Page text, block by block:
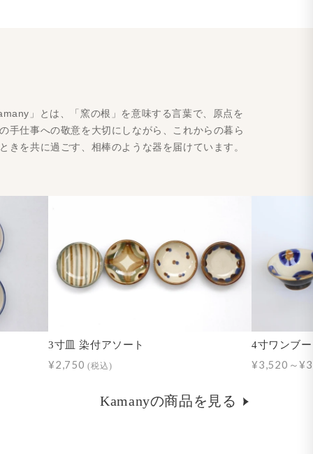
」とは、「窯の根」を意味する言葉で、原点を
手仕事への敬意を大切にしながら、これからの暮ら
を共に過ごす、相棒のような器を届けています。
3寸皿 染付アソート
¥2,750(税込)
4寸ワンブ
¥3,520～
Kamanyの商品を見る